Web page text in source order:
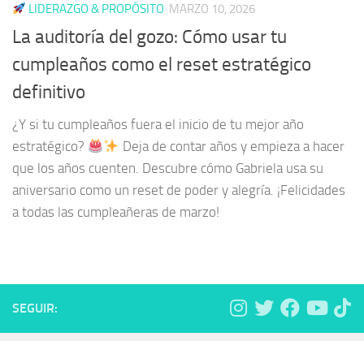
LIDERAZGO & PROPÓSITO MARZO 10, 2026
La auditoría del gozo: Cómo usar tu
cumpleaños como el reset estratégico
definitivo
¿Y si tu cumpleaños fuera el inicio de tu mejor año
estratégico?
Deja de contar años y empieza a hacer
que los años cuenten. Descubre cómo Gabriela usa su
aniversario como un reset de poder y alegría. ¡Felicidades
a todas las cumpleañeras de marzo!
SEGUIR: